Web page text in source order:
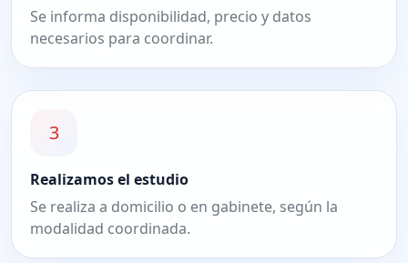
Se informa disponibilidad, precio y datos
necesarios para coordinar.
3
Realizamos el estudio
Se realiza a domicilio o en gabinete, según la
modalidad coordinada.